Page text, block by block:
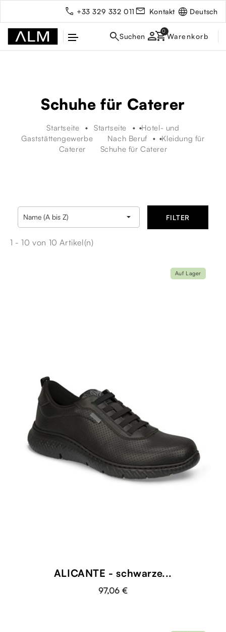
+33 329 332 011 Kontakt Deutsch
person
Schuhe für Caterer
Startseite Startseite
Hotel- und
Gaststättengewerbe
Nach Beruf
Kleidung für
Caterer
Schuhe für Caterer
Name (A bis Z)  FILTER
1 - 10 von 10 Artikel(n)
ALICANTE - schwarze...
97,06 €
Auf Lager